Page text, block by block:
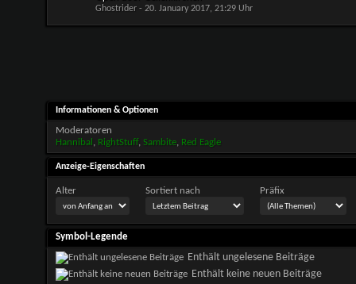
Ghostrider- 20. January 2017, 21:29 Uhr
Informationen & Optionen
Moderatoren
Hannibal , RightStuff, Sambite, Red Eagle
Anzeige-Eigenschaften
Alter Sortiert nach Präfix
Symbol-Legende
Enthält ungelesene Beiträge
Enthält keine neuen Beiträge